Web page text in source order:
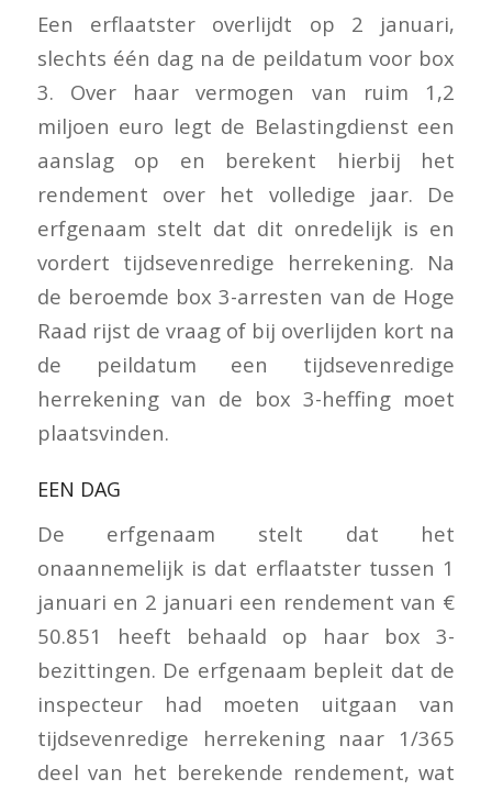
Een erflaatster overlijdt op 2 januari,
slechts één dag na de peildatum voor box
3. Over haar vermogen van ruim 1,2
miljoen euro legt de Belastingdienst een
aanslag op en berekent hierbij het
rendement over het volledige jaar. De
erfgenaam stelt dat dit onredelijk is en
vordert tijdsevenredige herrekening. Na
de beroemde box 3-arresten van de Hoge
Raad rijst de vraag of bij overlijden kort na
de peildatum een tijdsevenredige
herrekening van de box 3-heffing moet
plaatsvinden.
EEN DAG
De erfgenaam stelt dat het
onaannemelijk is dat erflaatster tussen 1
januari en 2 januari een rendement van €
50.851 heeft behaald op haar box 3-
bezittingen. De erfgenaam bepleit dat de
inspecteur had moeten uitgaan van
tijdsevenredige herrekening naar 1/365
deel van het berekende rendement, wat